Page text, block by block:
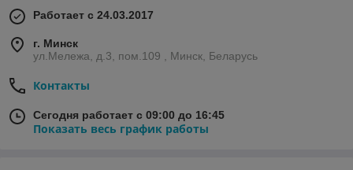
Работает с 24.03.2017
г. Минск
ул.Мележа, д.3, пом.109 , Минск, Беларусь
Контакты
Сегодня работает с 09:00 до 16:45
Показать весь график работы